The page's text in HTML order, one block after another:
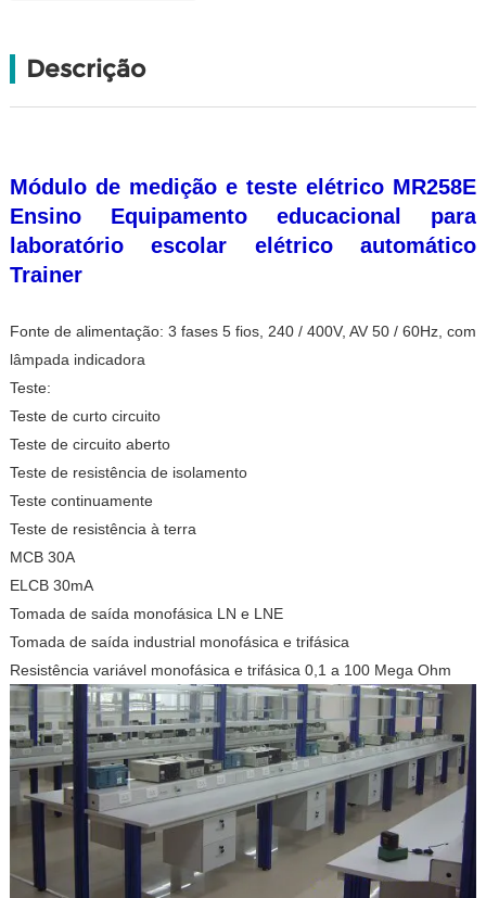
Descrição
Módulo de medição e teste elétrico MR258E
Ensino Equipamento educacional para
laboratório escolar elétrico automático
Trainer
Fonte de alimentação: 3 fases 5 fios, 240 / 400V, AV 50 / 60Hz, com
lâmpada indicadora
Teste:
Teste de curto circuito
Teste de circuito aberto
Teste de resistência de isolamento
Teste continuamente
Teste de resistência à terra
MCB 30A
ELCB 30mA
Tomada de saída monofásica LN e LNE
Tomada de saída industrial monofásica e trifásica
Resistência variável monofásica e trifásica 0,1 a 100 Mega Ohm